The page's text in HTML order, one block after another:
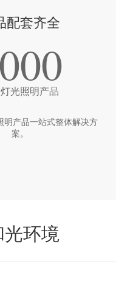
配套齐全
光照明产品
明产品一站式整体解决方
案。
环境